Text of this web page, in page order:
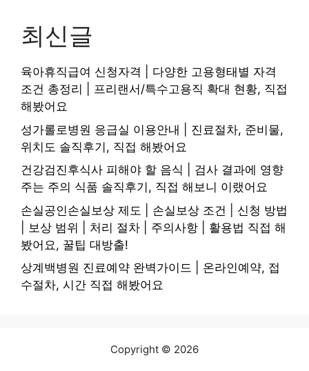
최신글
육아휴직급여 신청자격 | 다양한 고용형태별 자격
조건 총정리 | 프리랜서/특수고용직 확대 현황, 직접
해봤어요
성가롤로병원 응급실 이용안내 | 진료절차, 준비물,
위치도 솔직후기, 직접 해봤어요
건강검진후식사 피해야 할 음식 | 검사 결과에 영향
주는 주의 식품 솔직후기, 직접 해보니 이랬어요
손실공인손실보상 제도 | 손실보상 조건 | 신청 방법
| 보상 범위 | 처리 절차 | 주의사항 | 활용법 직접 해
봤어요, 꿀팁 대방출!
상계백병원 진료예약 완벽가이드 | 온라인예약, 접
수절차, 시간 직접 해봤어요
Copyright © 2026